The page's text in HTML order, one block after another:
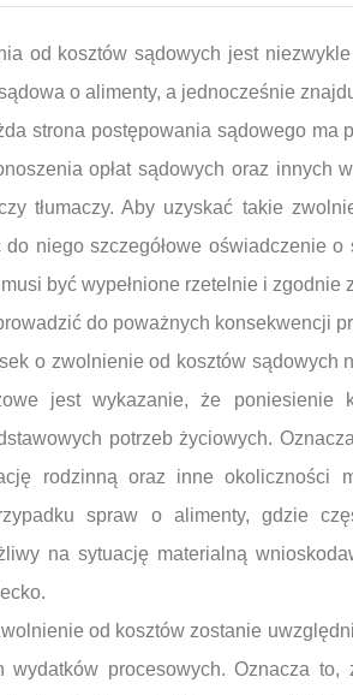
od kosztów sądowych jest
o alimenty, a jednocześnie
strona postępowania sądowego ma
opłat sądowych oraz innych
tłumaczy. Aby uzyskać takie
do niego szczegółowe oświadczenie
być wypełnione rzetelnie i
do poważnych konsekwencji
o zwolnienie od kosztów sądowych
jest wykazanie, że poniesienie
potrzeb życiowych.
rodzinną oraz inne okoliczności
spraw o alimenty, gdzie
na sytuację materialną
od kosztów zostanie
wydatków procesowych. Oznacza